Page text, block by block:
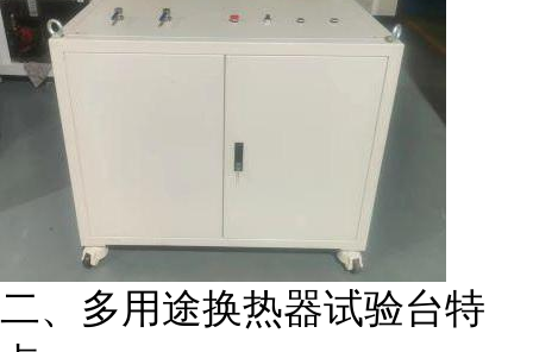
二、多用途换热器试验台特